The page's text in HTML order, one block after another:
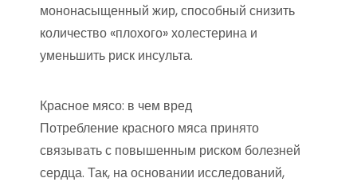
мононасыщенный жир, способный снизить
количество «плохого» холестерина и
уменьшить риск инсульта.
Красное мясо: в чем вред
Потребление красного мяса принято
связывать с повышенным риском болезней
сердца. Так, на основании исследований,